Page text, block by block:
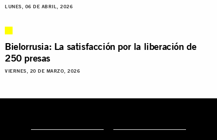
LUNES, 06 DE ABRIL, 2026
Bielorrusia: La satisfacción por la liberación de
250 presas
VIERNES, 20 DE MARZO, 2026